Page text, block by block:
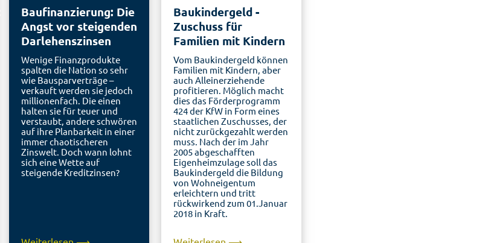
Baufinanzierung: Die
Angst vor steigenden
Darlehenszinsen
Wenige Finanzprodukte
spalten die Nation so sehr
wie Bausparverträge –
verkauft werden sie jedoch
millionenfach. Die einen
halten sie für teuer und
verstaubt, andere schwören
auf ihre Planbarkeit in einer
immer chaotischeren
Zinswelt. Doch wann lohnt
sich eine Wette auf
steigende Kreditzinsen?
Baukindergeld -
Zuschuss für
Familien mit Kindern
Vom Baukindergeld können
Familien mit Kindern, aber
auch Alleinerziehende
profitieren. Möglich macht
dies das Förderprogramm
424 der KfW in Form eines
staatlichen Zuschusses, der
nicht zurückgezahlt werden
muss. Nach der im Jahr
2005 abgeschafften
Eigenheimzulage soll das
Baukindergeld die Bildung
von Wohneigentum
erleichtern und tritt
rückwirkend zum 01.Januar
2018 in Kraft.